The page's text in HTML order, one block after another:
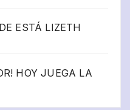
ESTÁ LIZETH
HOY JUEGA LA